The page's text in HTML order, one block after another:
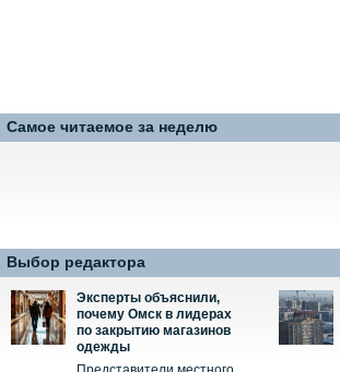
Самое читаемое за неделю
Выбор редактора
Эксперты объяснили,
почему Омск в лидерах
по закрытию магазинов
одежды